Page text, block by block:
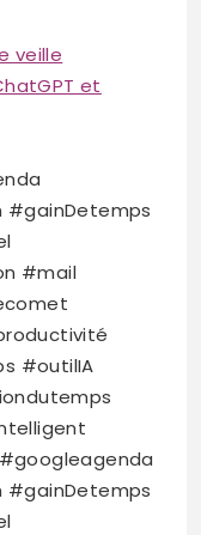
veille
et
#mail
#outilIA